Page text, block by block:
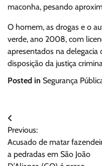
maconha, pesando
O homem, as drogas e o
verde, ano 2008, com
apresentados na delegacia
disposição da justiça
Posted in Segurança
Navegação
de
Post
Previous:
Acusado de matar
a pedradas em São João